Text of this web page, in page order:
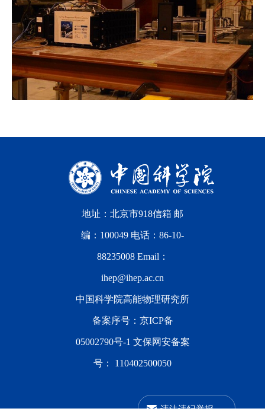
地址：北京市918信箱 邮
编：100049 电话：86-10-
88235008 Email：
ihep@ihep.ac.cn
中国科学院高能物理研究所
备案序号： 京ICP备
05002790号-1 文保网安备案
号： 110402500050
违法违纪举报